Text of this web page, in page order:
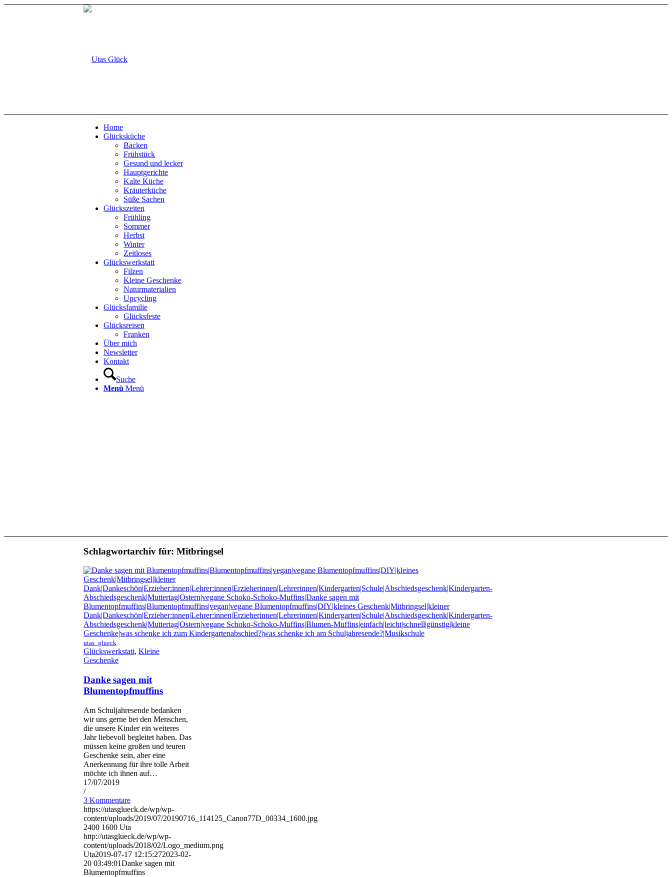
Home
Glücksküche
Backen
Frühstück
Gesund und lecker
Hauptgerichte
Kalte Küche
Kräuterküche
Süße Sachen
Glückszeiten
Frühling
Sommer
Herbst
Winter
Zeitloses
Glückswerkstatt
Filzen
Kleine Geschenke
Naturmaterialien
Upcycling
Glücksfamilie
Glücksfeste
Glücksreisen
Franken
Über mich
Newsletter
Kontakt
Suche
Menü Menü
Schlagwortarchiv für: Mitbringsel
utas_glueck
Glückswerkstatt, Kleine
Geschenke
Danke sagen mit
Blumentopfmuffins
Am Schuljahresende bedanken
wir uns gerne bei den Menschen,
die unsere Kinder ein weiteres
Jahr liebevoll begleitet haben. Das
müssen keine großen und teuren
Geschenke sein, aber eine
Anerkennung für ihre tolle Arbeit
möchte ich ihnen auf…
17/07/2019
/
3 Kommentare
https://utasglueck.de/wp/wp-
content/uploads/2019/07/20190716_114125_Canon77D_00334_1600.jpg
2400 1600 Uta
http://utasglueck.de/wp/wp-
content/uploads/2018/02/Logo_medium.png
Uta2019-07-17 12:15:272023-02-
20 03:49:01Danke sagen mit
Blumentopfmuffins